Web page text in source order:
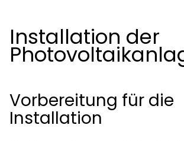
Installation der
Vorbereitung für die
Installation